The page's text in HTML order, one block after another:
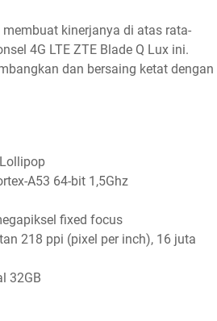
kinerjanya di atas rata-
4G LTE ZTE Blade Q Lux ini.
dan bersaing ketat dengan
A53 64-bit 1,5Ghz
fixed focus
218 ppi (pixel per inch), 16 juta
32GB